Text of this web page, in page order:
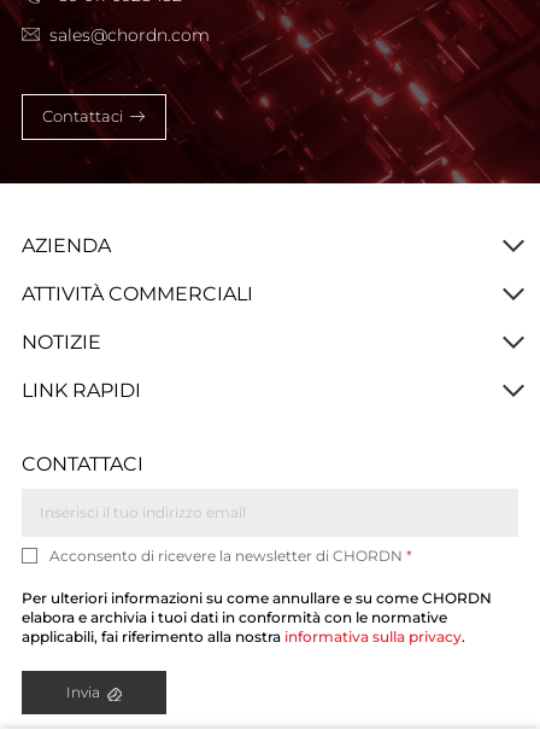
sales@chordn.com
Contattaci
CONTATTACI
Acconsento di ricevere la newsletter di CHORDN *
Per ulteriori informazioni su come annullare e su come CHORDN
elabora e archivia i tuoi dati in conformità con le normative
applicabili, fai riferimento alla nostra informativa sulla privacy.
Invia
AZIENDA
ATTIVITÀ COMMERCIALI
NOTIZIE
LINK RAPIDI